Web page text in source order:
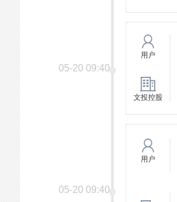
05-20 09:40
用户
文投控股
05-20 09:40
用户